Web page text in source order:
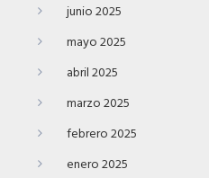
junio 2025
mayo 2025
abril 2025
marzo 2025
febrero 2025
enero 2025